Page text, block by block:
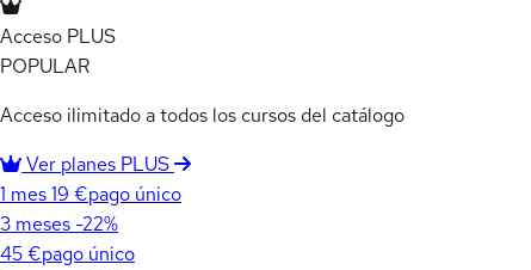
Acceso PLUS
POPULAR
Acceso ilimitado a todos los cursos del catálogo
Ver planes PLUS
1 mes19 €pago único
3 meses -22%
45 €pago único